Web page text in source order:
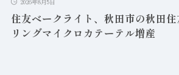
住友ベークライト、秋田市の秋田
リングマイクロカテーテル増産